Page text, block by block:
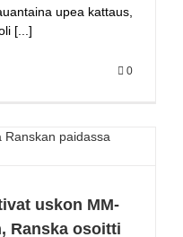
upea kattaus,
[...]
0
uskon MM-
Ranska osoitti